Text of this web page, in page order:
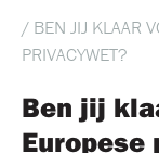
/ BEN JIJ KLAAR
PRIVACYWET?
Ben jij
Europese